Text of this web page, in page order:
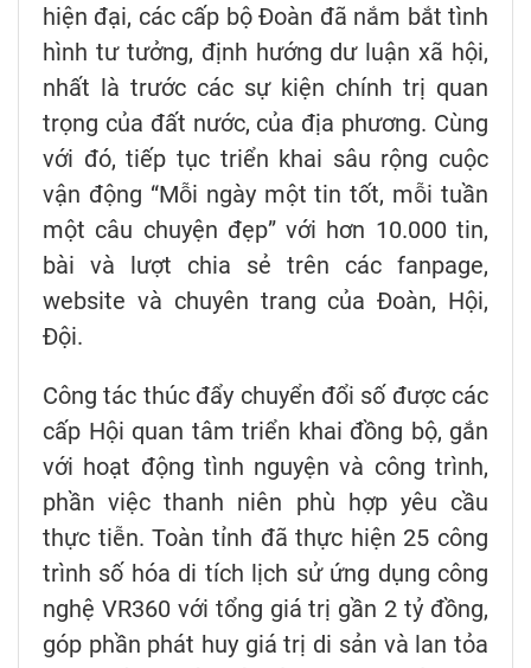
hiện đại, các cấp bộ Đoàn đã nắm bắt tình
hình tư tưởng, định hướng dư luận xã hội,
nhất là trước các sự kiện chính trị quan
trọng của đất nước, của địa phương. Cùng
với đó, tiếp tục triển khai sâu rộng cuộc
vận động “Mỗi ngày một tin tốt, mỗi tuần
một câu chuyện đẹp” với hơn 10.000 tin,
bài và lượt chia sẻ trên các fanpage,
website và chuyên trang của Đoàn, Hội,
Đội.
Công tác thúc đẩy chuyển đổi số được các
cấp Hội quan tâm triển khai đồng bộ, gắn
với hoạt động tình nguyện và công trình,
phần việc thanh niên phù hợp yêu cầu
thực tiễn. Toàn tỉnh đã thực hiện 25 công
trình số hóa di tích lịch sử ứng dụng công
nghệ VR360 với tổng giá trị gần 2 tỷ đồng,
góp phần phát huy giá trị di sản và lan tỏa